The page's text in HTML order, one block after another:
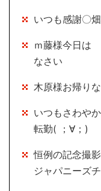
いつも感謝〇
ｍ藤様今日は
なさい
木原様お帰り
いつもさわや
転勤( ；∀；)
恒例の記念撮
ジャパニーズ